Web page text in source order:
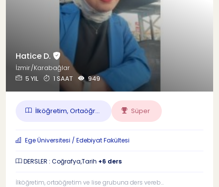
Hatice D.
İzmir/Karabağlar
5 YIL
1 SAAT 949
İlköğretim, Ortaöğr... Süper
Ege Üniversitesi / Edebiyat Fakültesi
DERSLER : Coğrafya,Tarih +6 ders
İlköğretim, ortaöğretim ve lise grubuna ders vereb...